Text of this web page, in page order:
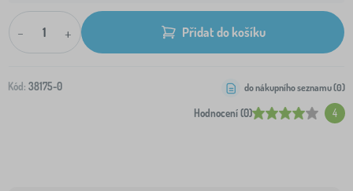
- + Přidat do košíku
Kód: 38175-0
Hodnocení (0) 4
do nákupního seznamu (0)